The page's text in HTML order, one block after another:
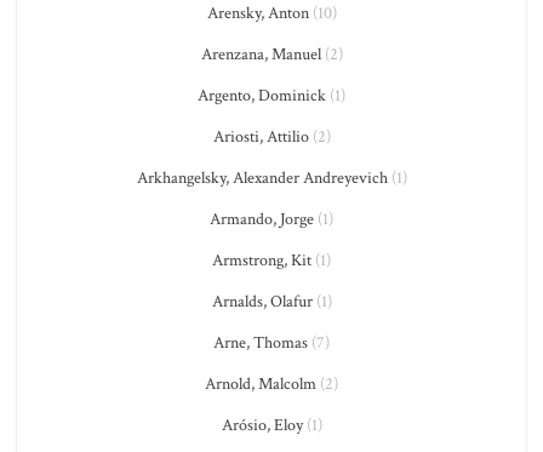
Arensky, Anton(10)
Arenzana, Manuel(2)
Argento, Dominick (1)
Ariosti, Attilio(2)
Arkhangelsky, Alexander Andreyevich(1)
Armando, Jorge (1)
Armstrong, Kit (1)
Arnalds, Olafur(1)
Arne, Thomas (7)
Arnold, Malcolm (2)
Arósio, Eloy(1)